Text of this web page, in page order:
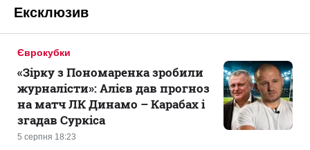
Ексклюзив
Єврокубки
5 серпня 18:23
«Зірку з Пономаренка зробили
журналісти»: Алієв дав прогноз
на матч ЛК Динамо – Карабах і
згадав Суркіса